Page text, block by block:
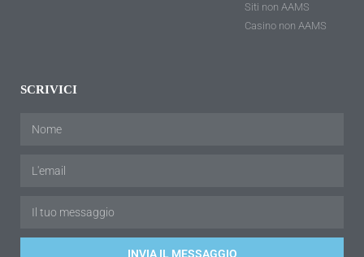
Siti non AAMS
Casino non AAMS
SCRIVICI
INVIA IL MESSAGGIO